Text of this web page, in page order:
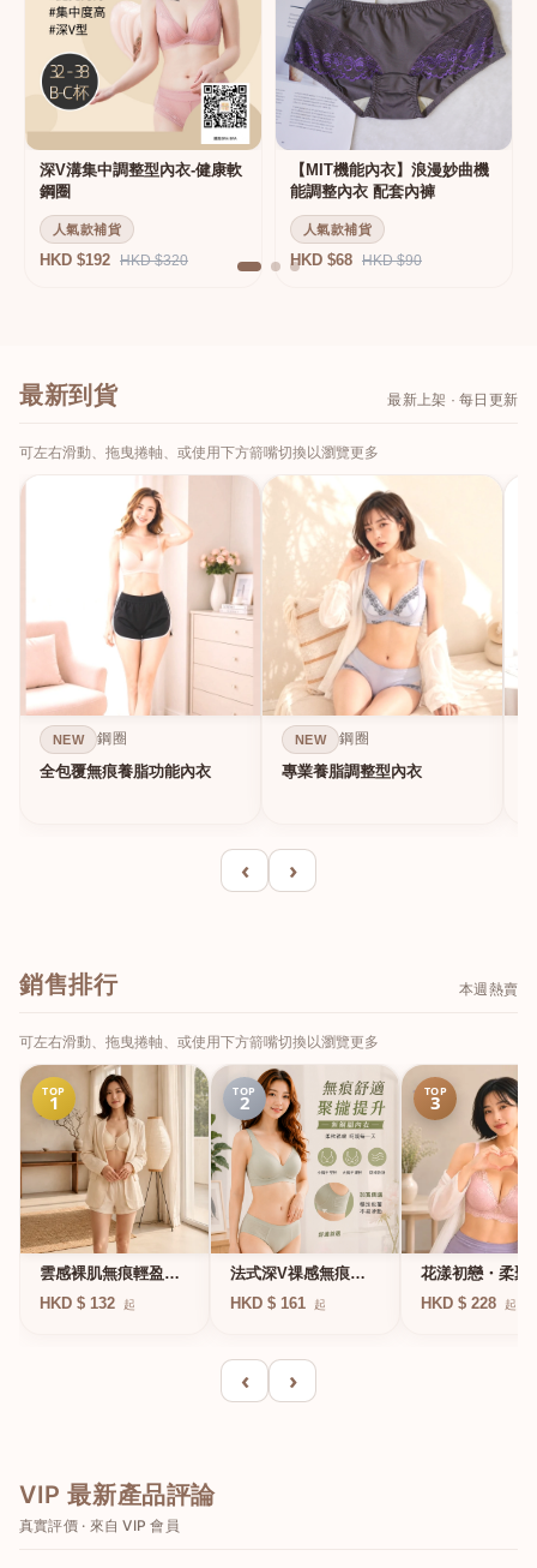
深V溝集中調整型內衣-健康軟
鋼圈
人氣款補貨
HKD $192 HKD $320
【MIT機能內衣】浪漫妙曲機
能調整內衣 配套內褲
人氣款補貨
HKD $68 HKD $90
最新到貨 最新上架 · 每日更新
可左右滑動、拖曳捲軸、或使用下方箭嘴切換以瀏覽更多
NEW 鋼圈
全包覆無痕養脂功能內衣
NEW 鋼圈
專業養脂調整型內衣
‹ ›
銷售排行 本週熱賣
可左右滑動、拖曳捲軸、或使用下方箭嘴切換以瀏覽更多
TOP
1
雲感裸肌無痕輕盈無
鋼圈內衣
HKD $ 132 起
TOP
2
法式深V祼感無痕果
凍軟支撐條無鋼圈內
HKD $ 161 起
TOP
3
花漾初戀・柔聚
圈蕾絲內衣
HKD $ 228 起
‹ ›
VIP 最新產品評論
真實評價 · 來自 VIP 會員